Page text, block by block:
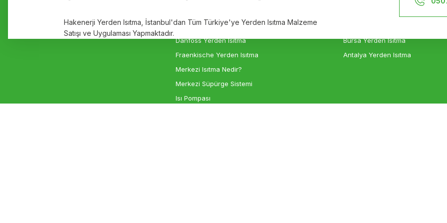
Hakenerji Yerden Isıtma, İstanbul'dan Tüm Türkiye'ye Yerden Isıtma Malzeme
Satışı ve Uygulaması Yapmaktadır.
Rehau Yerden Isıtma
Danfoss Yerden Isıtma
Fraenkische Yerden Isıtma
Merkezi Isıtma Nedir?
Merkezi Süpürge Sistemi
Isı Pompası
Bursa Yerden Isıtma
Antalya Yerden Isıtma